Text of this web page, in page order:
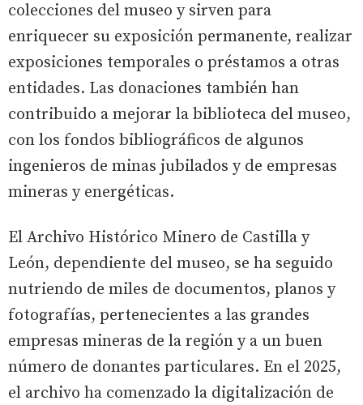
colecciones del museo y sirven para
enriquecer su exposición permanente, realizar
exposiciones temporales o préstamos a otras
entidades. Las donaciones también han
contribuido a mejorar la biblioteca del museo,
con los fondos bibliográficos de algunos
ingenieros de minas jubilados y de empresas
mineras y energéticas.
El Archivo Histórico Minero de Castilla y
León, dependiente del museo, se ha seguido
nutriendo de miles de documentos, planos y
fotografías, pertenecientes a las grandes
empresas mineras de la región y a un buen
número de donantes particulares. En el 2025,
el archivo ha comenzado la digitalización de